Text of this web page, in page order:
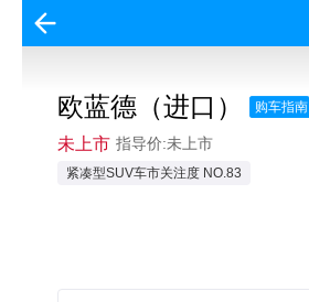
欧蓝德（进口） 购车指南
未上市 指导价:未上市
紧凑型SUV车市关注度 NO.83